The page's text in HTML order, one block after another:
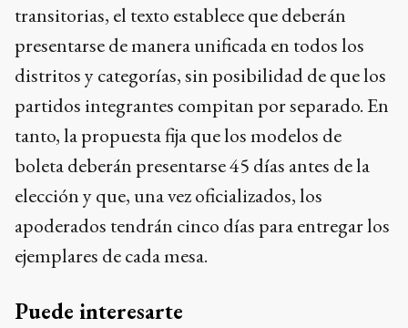
transitorias, el texto establece que deberán
presentarse de manera unificada en todos los
distritos y categorías, sin posibilidad de que los
partidos integrantes compitan por separado. En
tanto, la propuesta fija que los modelos de
boleta deberán presentarse 45 días antes de la
elección y que, una vez oficializados, los
apoderados tendrán cinco días para entregar los
ejemplares de cada mesa.
Puede interesarte